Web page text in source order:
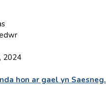
2024
hon ar gael yn Saesneg.